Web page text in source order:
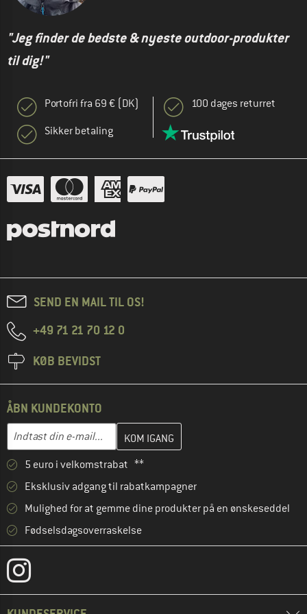
"Jeg finder de bedste & nyeste outdoor-produkter
til dig!"
Portofri fra 69 € (DK)
Sikker betaling
100 dages returret
SEND EN MAIL TIL OS!
+49 71 21 70 12 0
KØB BEVIDST
ÅBN KUNDEKONTO
E-mail-adresse
Indtast din e-mailadresse her, og opret i næste trin din
5 euro i velkomstrabat **
Eksklusiv adgang til rabatkampagner
Mulighed for at gemme dine produkter på en ønskeseddel
Fødselsdagsoverraskelse